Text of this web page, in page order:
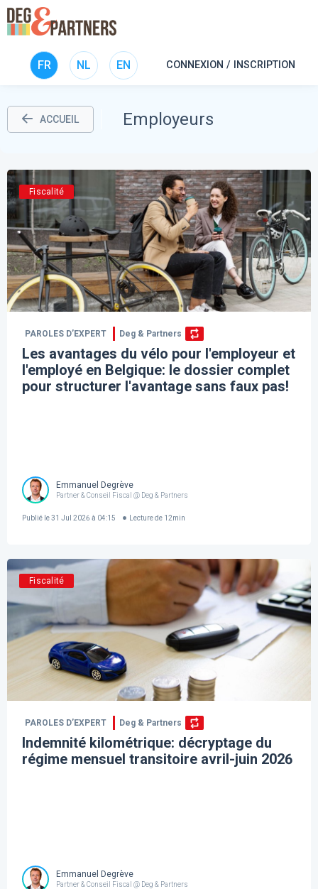
FR NL EN CONNEXION / INSCRIPTION
ACCUEIL Employeurs
Fiscalité
PAROLES D’EXPERT Deg & Partners
Les avantages du vélo pour l'employeur et
l'employé en Belgique: le dossier complet
pour structurer l'avantage sans faux pas!
Emmanuel Degrève
Partner & Conseil Fiscal @ Deg & Partners
Publié le31 Jul 2026 à 04:15 Lecture de 12min
Fiscalité
PAROLES D’EXPERT Deg & Partners
Indemnité kilométrique: décryptage du
régime mensuel transitoire avril-juin 2026
Emmanuel Degrève
Partner & Conseil Fiscal @ Deg & Partners